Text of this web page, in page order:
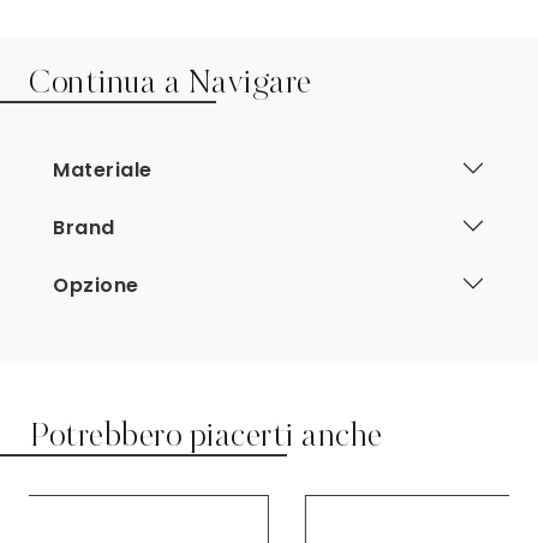
Continua a Navigare
Materiale
Brand
Opzione
Potrebbero piacerti anche